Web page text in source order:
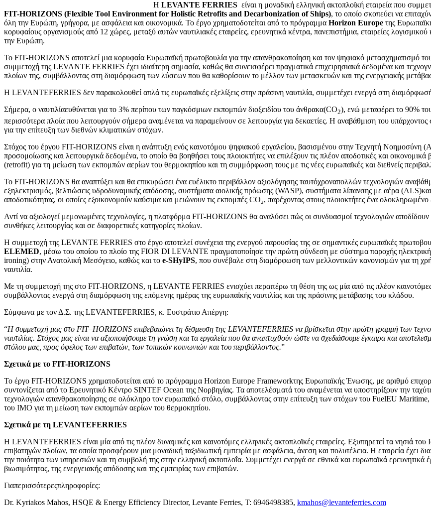
Η LEVANTE FERRIES είναι η μοναδική ελληνική ακτοπλοϊκή εταιρεία που
FIT-HORIZONS (Flexible Tool Environment for Holistic Retrofits and Decarbonization of Ships), το οποίο σκοπεύει να
όλη την Ευρώπη, γρήγορα, με ασφάλεια και οικονομικά. Το έργο χρηματοδοτείται από το πρόγραμμα Horizon Europe της
κορυφαίους οργανισμούς από 12 χώρες, μεταξύ αυτών ναυτιλιακές εταιρείες, ερευνητικά κέντρα, πανεπιστήμια, εταιρείες
την Ευρώπη.
Το FIT-HORIZONS αποτελεί μια κορυφαία Ευρωπαϊκή πρωτοβουλία για την απανθρακοποίηση και τον ψηφιακό μετασχηματισμό
συμμετοχή της LEVANTE FERRIES έχει ιδιαίτερη σημασία, καθώς θα συνεισφέρει πραγματικά επιχειρησιακά δεδομένα και
πλοίων της, συμβάλλοντας στη διαμόρφωση των λύσεων που θα καθορίσουν το μέλλον των μετασκευών και της ενεργειακής
Η LEVANTEFERRIES δεν παρακολουθεί απλά τις ευρωπαϊκές εξελίξεις στην πράσινη ναυτιλία, συμμετέχει ενεργά στη
Σήμερα, ο ναυτιλίαευθύνεται για το 3% περίπου των παγκόσμιων εκπομπών διοξειδίου του άνθρακα(CO2), ενώ μεταφέρει το 90%
περισσότερα πλοία που λειτουργούν σήμερα αναμένεται να παραμείνουν σε λειτουργία για δεκαετίες. Η αναβάθμιση του
για την επίτευξη των διεθνών κλιματικών στόχων.
Στόχος του έργου FIT-HORIZONS είναι η ανάπτυξη ενός καινοτόμου ψηφιακού εργαλείου, βασισμένου στην Τεχνητή Νοημοσύνη
προσομοίωσης και λειτουργικά δεδομένα, το οποίο θα βοηθήσει τους πλοιοκτήτες να επιλέξουν τις πλέον αποδοτικές και οικονομικά
(retrofit) για τη μείωση των εκπομπών αερίων του θερμοκηπίου και τη συμμόρφωση τους με τις νέες ευρωπαϊκές και διεθνείς
Το FIT-HORIZONS θα αναπτύξει και θα επικυρώσει ένα ευέλικτο περιβάλλον αξιολόγησης ταυτόχροναπολλών τεχνολογιών
εξηλεκτρισμός, βελτιώσεις υδροδυναμικής απόδοσης, συστήματα αιολικής πρόωσης (WASP), συστήματα λίπανσης με αέρα (ALS)και
αποδοτικότητας, οι οποίες εξοικονομούν καύσιμα και μειώνουν τις εκπομπές CO₂, παρέχοντας στους πλοιοκτήτες ένα
Αντί να αξιολογεί μεμονωμένες τεχνολογίες, η πλατφόρμα FIT-HORIZONS θα αναλύσει πώς οι συνδυασμοί τεχνολογιών αποδίδουν
συνθήκες λειτουργίας και σε διαφορετικές κατηγορίες πλοίων.
Η συμμετοχή της LEVANTE FERRIES στο έργο αποτελεί συνέχεια της ενεργού παρουσίας της σε σημαντικές ευρωπαϊκές
ELEMED, μέσω του οποίου το πλοίο της FIOR DI LEVANTE πραγματοποίησε την πρώτη σύνδεση με σύστημα παροχής
ironing) στην Ανατολική Μεσόγειο, καθώς και το e-SHyIPS, που συνέβαλε στη διαμόρφωση των μελλοντικών κανονισμών για τη
ναυτιλία.
Με τη συμμετοχή της στο FIT-HORIZONS, η LEVANTE FERRIES ενισχύει περαιτέρω τη θέση της ως μία από τις πλέον καινοτόμες
συμβάλλοντας ενεργά στη διαμόρφωση της επόμενης ημέρας της ευρωπαϊκής ναυτιλίας και της πράσινης μετάβασης του κλάδου.
Σύμφωνα με τον Δ.Σ. της LEVANTEFERRIES, κ. Ευστράτιο Απέργη:
“Η συμμετοχή μας στο FIT–HORIZONS επιβεβαιώνει τη δέσμευση της LEVANTEFERRIES να βρίσκεται στην πρώτη γραμμή των
ναυτιλίας. Στόχος μας είναι να αξιοποιήσουμε τη γνώση και τα εργαλεία που θα αναπτυχθούν ώστε να σχεδιάσουμε έγκαιρα και
στόλου μας, προς όφελος των επιβατών, των τοπικών κοινωνιών και του περιβάλλοντος.”
Σχετικά με το FIT-HORIZONS
Το έργο FIT-HORIZONS χρηματοδοτείται από το πρόγραμμα Horizon Europe Frameworkτης Ευρωπαϊκής Ένωσης, με αριθμό
συντονίζεται από το Ερευνητικό Κέντρο SINTEF Ocean της Νορβηγίας. Τα αποτελέσματά του αναμένεται να υποστηρίξουν την
τεχνολογιών απανθρακοποίησης σε ολόκληρο τον ευρωπαϊκό στόλο, συμβάλλοντας στην επίτευξη των στόχων του FuelEU Maritime,
του IMO για τη μείωση των εκπομπών αερίων του θερμοκηπίου.
Σχετικά με τη LEVANTEFERRIES
Η LEVANTEFERRIES είναι μία από τις πλέον δυναμικές και καινοτόμες ελληνικές ακτοπλοϊκές εταιρείες. Εξυπηρετεί τα νησιά
επιβατηγών πλοίων, τα οποία προσφέρουν μια μοναδική ταξιδιωτική εμπειρία με ασφάλεια, άνεση και πολυτέλεια. Η εταιρεία έχει
την ποιότητα των υπηρεσιών και τη συμβολή της στην ελληνική ακτοπλοΐα. Συμμετέχει ενεργά σε εθνικά και ευρωπαϊκά ερευνητικά
βιωσιμότητας, της ενεργειακής απόδοσης και της εμπειρίας των επιβατών.
Γιαπερισσότερεςπληροφορίες:
Dr. Kyriakos Mahos, HSQE & Energy Efficiency Director, Levante Ferries, Τ: 6946498385, kmahos@levanteferries.com